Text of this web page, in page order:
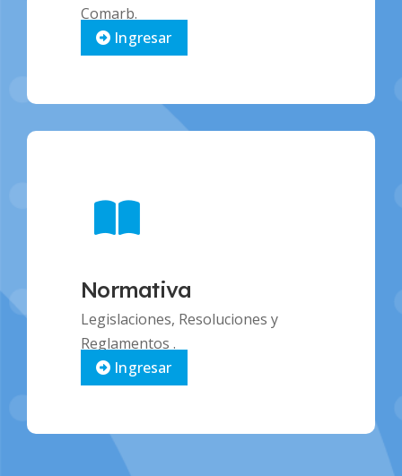
Comarb.
Ingresar
Normativa
Legislaciones, Resoluciones y
Reglamentos .
Ingresar